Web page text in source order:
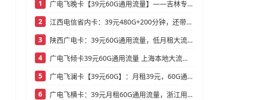
1
广电飞晚卡【39元60G通用流量】——吉林专属，首月按天折算，流量充足不踩坑
2
江西电信省内卡：39元480G+200分钟，还带视频会员的大流量卡
3
陕西广电卡：39元60G通用流量，低月租大流量卡还支持结转
4
广电飞倾卡39元60G通用流量 上海本地大流量卡办理攻略
5
广电飞澜卡【39元60G】：月租39元，60G通用流量，首月免费真香！
6
广电飞横卡：39元月租60G通用流量，浙江用户专属的实用型套餐